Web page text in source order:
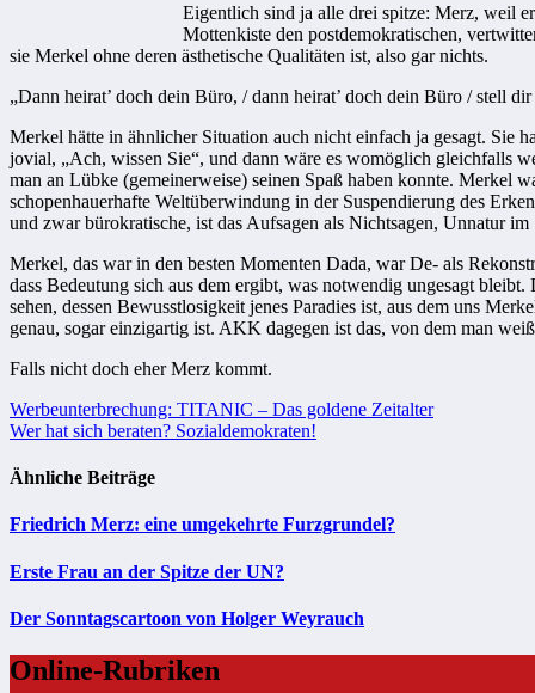
Eigentlich sind ja alle drei spitze: Merz, weil
Mottenkiste den postdemokratischen,
sie Merkel ohne deren ästhetische Qualitäten ist, also gar nichts.
„Dann heirat’ doch dein Büro, / dann heirat’ doch dein Büro / stell
Merkel hätte in ähnlicher Situation auch nicht einfach ja gesagt. Sie
jovial, „Ach, wissen Sie“, und dann wäre es womöglich gleichfalls
man an Lübke (gemeinerweise) seinen Spaß haben konnte. Merkel
schopenhauerhafte Weltüberwindung in der Suspendierung des
und zwar bürokratische, ist das Aufsagen als Nichtsagen, Unnatur
Merkel, das war in den besten Momenten Dada, war De- als
dass Bedeutung sich aus dem ergibt, was notwendig ungesagt
sehen, dessen Bewusstlosigkeit jenes Paradies ist, aus dem uns
genau, sogar einzigartig ist. AKK dagegen ist das, von dem man
Falls nicht doch eher Merz kommt.
Beitragsnavigation
Werbeunterbrechung: TITANIC – Das goldene Zeitalter
Wer hat sich beraten? Sozialdemokraten!
Ähnliche Beiträge
Friedrich Merz: eine umgekehrte Furzgrundel?
Erste Frau an der Spitze der UN?
Der Sonntagscartoon von Holger Weyrauch
Online-Rubriken